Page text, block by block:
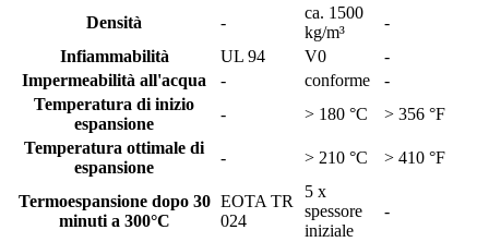
Densità
-
ca. 1500
kg/m³
-
Infiammabilità
UL 94 V0
-
Impermeabilità all'acqua
- conforme
-
Temperatura di inizio
espansione
- > 180 °C
> 356 °F
Temperatura ottimale di
espansione
- > 210 °C > 410 °F
Termoespansione dopo 30
minuti a 300°C
EOTA TR
024
5 x
spessore
iniziale
-